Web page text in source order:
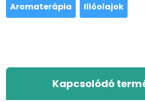
Aromaterápia Illóolajok
Kapcsolódó